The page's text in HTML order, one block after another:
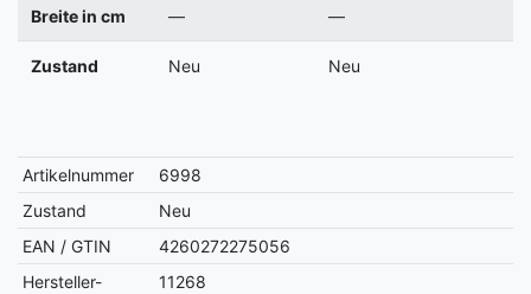
Breite in cm — —
Zustand Neu Neu
Artikelnummer
6998
Zustand
Neu
EAN / GTIN
4260272275056
Hersteller-
11268